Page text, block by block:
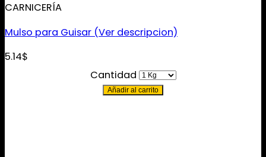
CARNICERÍA
Mulso para Guisar (Ver descripcion)
5.14$
Cantidad
Añadir al carrito